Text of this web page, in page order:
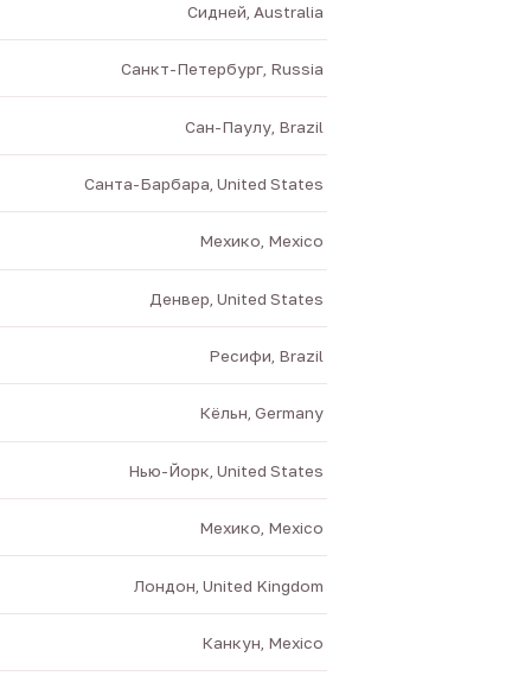
Сидней, Australia
Санкт-Петербург, Russia
Сан-Паулу, Brazil
Санта-Барбара, United States
Мехико, Mexico
Денвер, United States
Ресифи, Brazil
Кёльн, Germany
Нью-Йорк, United States
Мехико, Mexico
Лондон, United Kingdom
Канкун, Mexico